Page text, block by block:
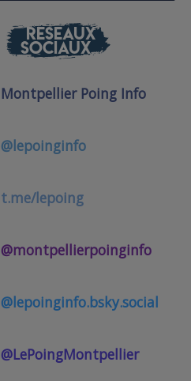
RÉSEAUX
SOCIAUX
Montpellier Poing Info
@lepoinginfo
t.me/lepoing
@montpellierpoinginfo
@lepoinginfo.bsky.social
@LePoingMontpellier